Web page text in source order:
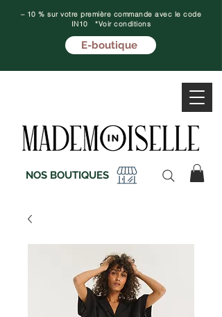
– 10 % sur votre première commande avec le code
IN10 *Voir conditions
E-boutique
NOS BOUTIQUES